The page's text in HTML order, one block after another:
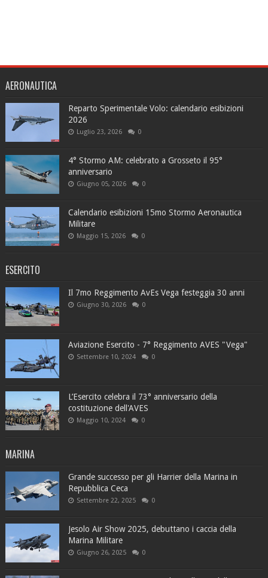
AERONAUTICA
Reparto Sperimentale Volo: calendario esibizioni
2026
Luglio 23, 2026 0
4° Stormo AM: celebrato a Grosseto il 95°
anniversario
Giugno 05, 2026 0
Calendario esibizioni 15mo Stormo Aeronautica
Militare
Maggio 15, 2026 0
ESERCITO
Il 7mo Reggimento AvEs Vega festeggia 30 anni
Giugno 30, 2026 0
Aviazione Esercito - 7° Reggimento AVES "Vega"
Settembre 10, 2024 0
L’Esercito celebra il 73° anniversario della
costituzione dell'AVES
Maggio 10, 2024 0
MARINA
Grande successo per gli Harrier della Marina in
Repubblica Ceca
Settembre 22, 2025 0
Jesolo Air Show 2025, debuttano i caccia della
Marina Militare
Giugno 26, 2025 0